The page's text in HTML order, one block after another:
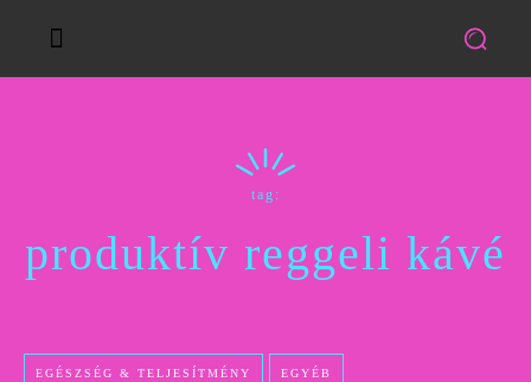
tag:
produktív reggeli kávé
EGÉSZSÉG & TELJESÍTMÉNY EGYÉB